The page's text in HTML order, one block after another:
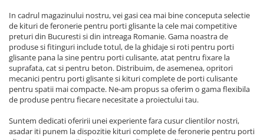
In cadrul magazinului nostru, vei gasi cea mai bine conceputa selectie
de kituri de feronerie pentru porti glisante la cele mai competitive
preturi din Bucuresti si din intreaga Romanie. Gama noastra de
produse si fitinguri include totul, de la ghidaje si roti pentru porti
glisante pana la sine pentru porti culisante, atat pentru fixare la
suprafata, cat si pentru beton. Distribuim, de asemenea, opritori
mecanici pentru porti glisante si kituri complete de porti culisante
pentru spatii mai compacte. Ne-am propus sa oferim o gama flexibila
de produse pentru fiecare necesitate a proiectului tau.
Suntem dedicati oferirii unei experiente fara cusur clientilor nostri,
asadar iti punem la dispozitie kituri complete de feronerie pentru porti